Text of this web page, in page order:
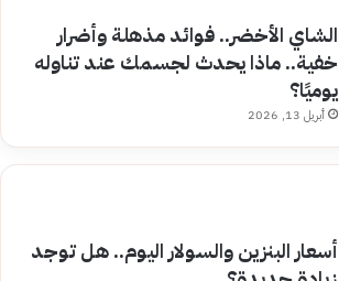
الشاي الأخضر.. فوائد مذهلة وأضرار
خفية.. ماذا يحدث لجسمك عند تناوله
يوميًا؟
أبريل 13, 2026
أسعار البنزين والسولار اليوم.. هل توجد